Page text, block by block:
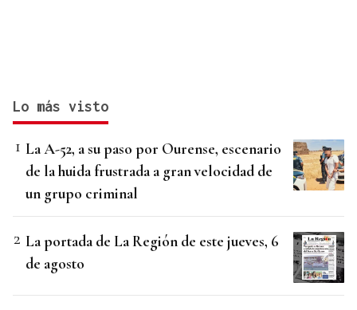
Lo más visto
La A-52, a su paso por Ourense, escenario
de la huida frustrada a gran velocidad de
un grupo criminal
La portada de La Región de este jueves, 6
de agosto